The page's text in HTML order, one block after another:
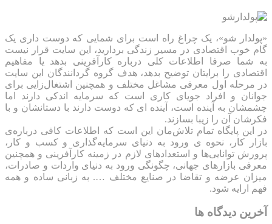
«پولدار شو»، یک چراغ راه است برای شمایی که دوست داری یک
گام خوب اقتصادی در مسیر زندگی بردارید، این سایت قرار نیست
به شما صرفا اطلاعات کلی درباره کارآفرینی بدهد یا مفاهیم
اقتصادی را برایتان توضیح بدهد، هدف گروه گردانندگان این سایت
در مرحله اول معرفی مشاغل مختلف و همچنین اشتغال‌زایی برای
جوانان و افراد جویای کاری است که سرمایه اندکی دارند اما
چشمشان به آینده است، آینده ای که دوست دارند با دستانشان و با
فکرشان آن را زیبا بسازند.
در این پایگاه تمام تلاش‌مان این است که ‌اطلاعات کافی درباره‌ی
بازار کار، نحوه ی ورود به دنیای سرمایه‌گذاری و کسب و کار،
پرورش توانایی‌ها و استعدادهای لازم در زمینه کارآفرینی و همچنین
معرفی بازارهای جهانی، چگونگی ورود به دنیای واردات و صادرات،
میزان عرضه و تقاضا در صنایع مختلف …. به زبانی ساده و همه
فهم ارایه شود.
آخرین دیدگاه ها